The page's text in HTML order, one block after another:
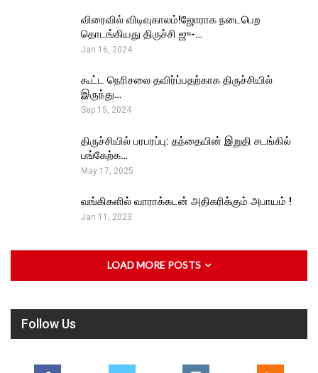
விரைவில் விடிவுகாலம்!ஜோராக நடைபெற
தொடங்கியது திருச்சி ஜு-…
Jan 16, 2024
கூட்ட நெரிசலை தவிர்ப்பதற்காக திருச்சியில்
இருந்து…
Sep 15, 2024
திருச்சியில் பரபரப்பு: தந்தையின் இறுதி சடங்கில்
பங்கேற்க…
May 17, 2025
வங்கிகளில் வாராக்கடன் அதிகரிக்கும் அபாயம் !
Jan 11, 2023
LOAD MORE POSTS
Follow Us